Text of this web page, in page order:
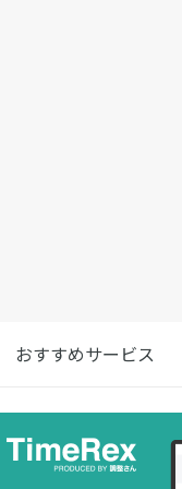
おすすめサービス